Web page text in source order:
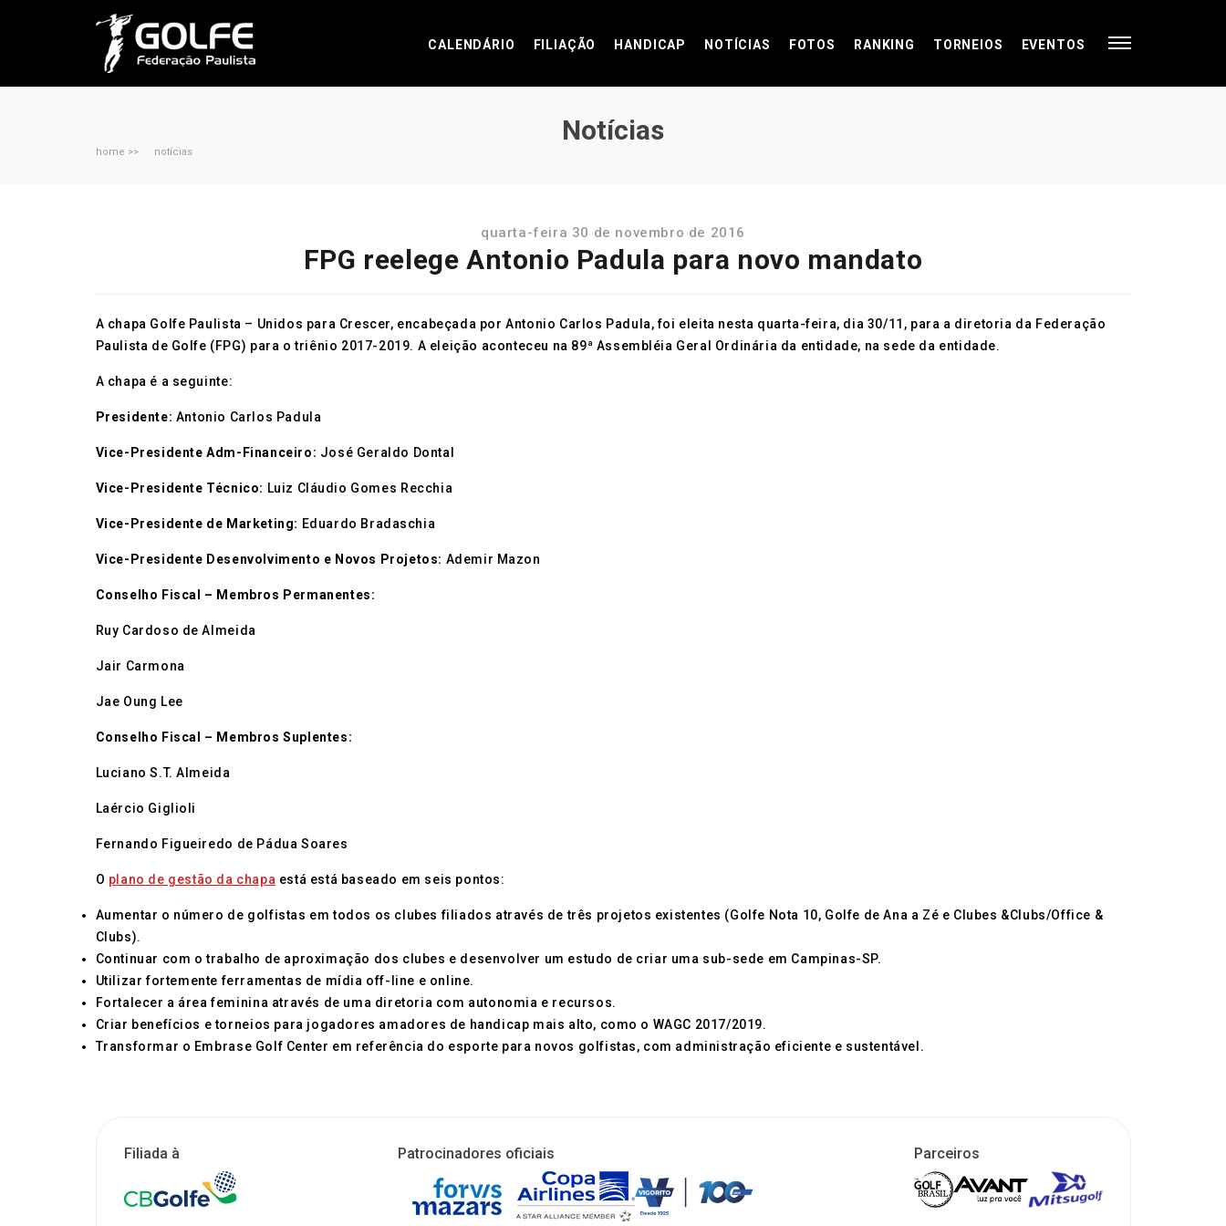
CALENDÁRIO FILIAÇÃO HANDICAP NOTÍCIAS FOTOS RANKING TORNEIOS EVENTOS
Notícias
home >> notícias
quarta-feira 30 de novembro de 2016
FPG reelege Antonio Padula para novo mandato
A chapa Golfe Paulista – Unidos para Crescer, encabeçada por Antonio Carlos Padula, foi eleita nesta quarta-feira, dia 30/11, para a diretoria da Federação
Paulista de Golfe (FPG) para o triênio 2017-2019. A eleição aconteceu na 89ª Assembléia Geral Ordinária da entidade, na sede da entidade.
A chapa é a seguinte:
Presidente: Antonio Carlos Padula
Vice-Presidente Adm-Financeiro: José Geraldo Dontal
Vice-Presidente Técnico: Luiz Cláudio Gomes Recchia
Vice-Presidente de Marketing: Eduardo Bradaschia
Vice-Presidente Desenvolvimento e Novos Projetos: Ademir Mazon
Conselho Fiscal – Membros Permanentes:
Ruy Cardoso de Almeida
Jair Carmona
Jae Oung Lee
Conselho Fiscal – Membros Suplentes:
Luciano S.T. Almeida
Laércio Giglioli
Fernando Figueiredo de Pádua Soares
O plano de gestão da chapa está está baseado em seis pontos:
Aumentar o número de golfistas em todos os clubes filiados através de três projetos existentes (Golfe Nota 10, Golfe de Ana a Zé e Clubes &Clubs/Office &
Clubs).
Continuar com o trabalho de aproximação dos clubes e desenvolver um estudo de criar uma sub-sede em Campinas-SP.
Utilizar fortemente ferramentas de mídia off-line e online.
Fortalecer a área feminina através de uma diretoria com autonomia e recursos.
Criar benefícios e torneios para jogadores amadores de handicap mais alto, como o WAGC 2017/2019.
Transformar o Embrase Golf Center em referência do esporte para novos golfistas, com administração eficiente e sustentável.
Filiada à Patrocinadores oficiais Parceiros